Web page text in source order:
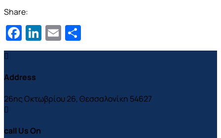
Share:
Facebook
LinkedIn
Email
Address
26ης Οκτωβρίου 26, Θεσσαλονίκη 54627
call Us On